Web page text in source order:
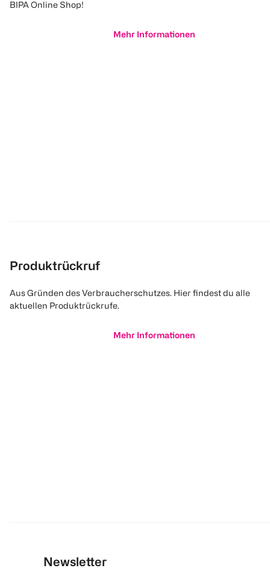
BIPA Online Shop!
Mehr Informationen
Produktrückruf
Aus Gründen des Verbraucherschutzes. Hier findest du alle
aktuellen Produktrückrufe.
Mehr Informationen
Newsletter